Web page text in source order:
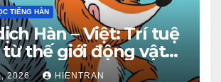
TIẾNG HÀN
Hàn – Việt: Trí tuệ
thế giới động vật
2026 HIENTRAN